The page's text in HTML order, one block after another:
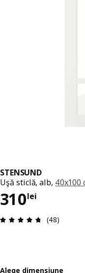
STENSUND
Uşă sticlă, alb, 40x100
310lei
Preț 310lei
(48)
Alege dimensiune